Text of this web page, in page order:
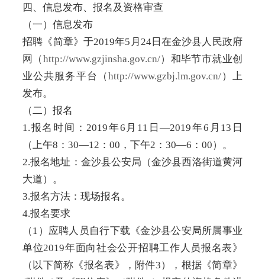
四、信息发布、报名及资格审查
（一）信息发布
招聘《简章》于2019年5月24日在金沙县人民政府
网（http://www.gzjinsha.gov.cn/）和毕节市就业创
业公共服务平台（http://www.gzbj.lm.gov.cn/）上
发布。
（二）报名
1.报名时间：2019年6月11日—2019年6月13日
（上午8：30—12：00，下午2：30—6：00）。
2.报名地址：金沙县公安局（金沙县西洛街道黄河
大道）。
3.报名方法：现场报名。
4.报名要求
（1）应聘人员自行下载《金沙县公安局所属事业
单位2019年面向社会公开招聘工作人员报名表》
（以下简称《报名表》，附件3），根据《简章》